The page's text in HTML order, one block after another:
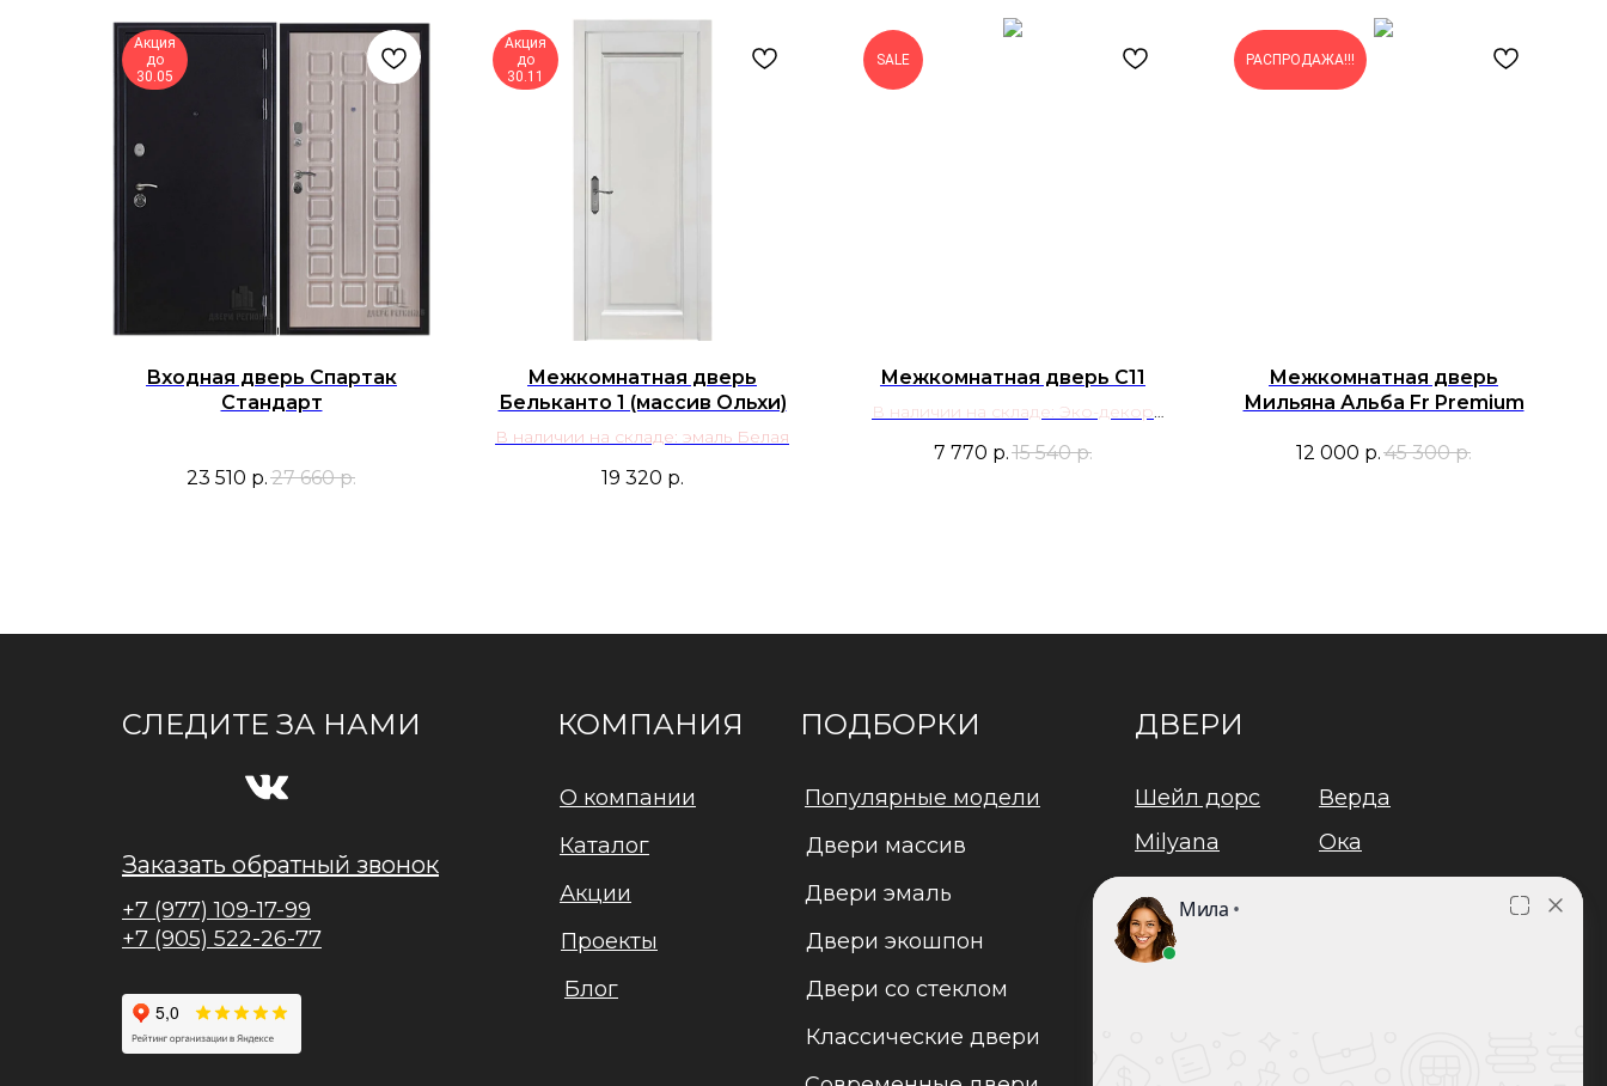
Акция
до
30.05
Входная дверь Спартак
Стандарт
23 510 р. 27 660 р.
Акция
до
30.11
Межкомнатная дверь
Бельканто 1 (массив Ольхи)
В наличии на складе: эмаль Белая
19 320 р.
SALE
Межкомнатная дверь С11
В наличии на складе: Эко-декор
7 770 р.15 540 р.
РАСПРОДАЖА!!!
Межкомнатная дверь
Мильяна Альба Fr Premium
12 000 р.45 300 р.
СЛЕДИТЕ ЗА НАМИ КОМПАНИЯ ПОДБОРКИ ДВЕРИ
+7 (977) 109-17-99
+7 (905) 522-26-77
Верда
Шейл дорс
Популярные модели
О компании
Дворецкий
Двери эмаль
Каталог
Двери
регионов
Двери экошпон
Акции
Классические двери
Двери со стеклом
Ока
Milyana
Двери массив
Проекты
Заказать обратный звонок
Блог